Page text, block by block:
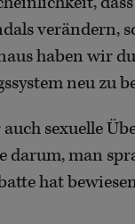
verändern,
haben wir
neu zu
sexuelle
darum, man
hat